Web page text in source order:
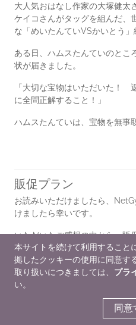
大人気おはなし作家の大塚健太
ケイコさんがタッグを組んだ、
な「めいたんていVSかいとう」
ある日、ハムスたんていのとこ
状が届きました。
「大切な宝物はいただいた！
に全問正解すること！」
ハムスたんていは、宝物を無事
販促プラン
お読みいただけましたら、
けましたら幸いです。
いただいたご感想の中から、販
場合がございます。
販促情報
NetGalley会員レビュ
本サイトを続けて利用すること
拠したクッキーの使用に同意す
取り扱いにつきましては、 プラ
い。
同意